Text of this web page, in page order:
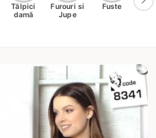
Tălpici
damă
Furouri si
Jupe
Fuste